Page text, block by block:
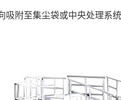
至集尘袋或中央处理系统